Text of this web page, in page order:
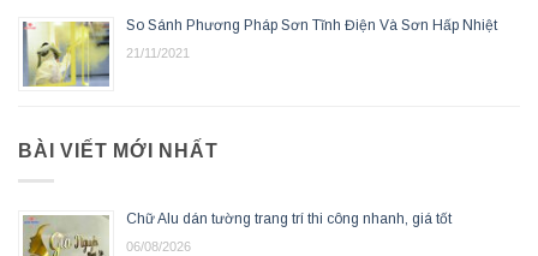
So Sánh Phương Pháp Sơn Tĩnh Điện Và Sơn Hấp Nhiệt
21/11/2021
BÀI VIẾT MỚI NHẤT
Chữ Alu dán tường trang trí thi công nhanh, giá tốt
06/08/2026